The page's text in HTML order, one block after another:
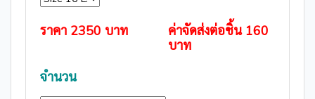
ราคา 2350 บาท ค่าจัดส่งต่อชิ้น 160
บาท
จำนวน